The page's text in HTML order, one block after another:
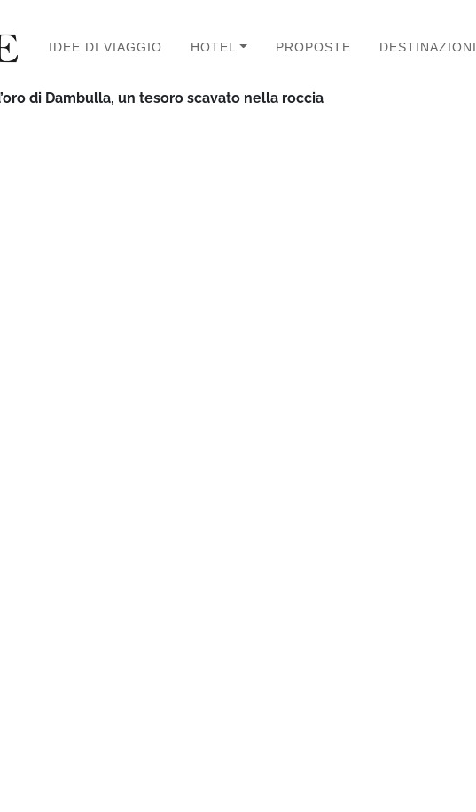
IDEE DI VIAGGIO HOTEL PROPOSTE DESTINAZIONI
di Dambulla, un tesoro scavato nella roccia